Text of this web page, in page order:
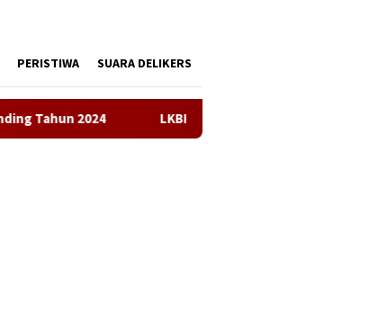
PERISTIWA SUARA DELIKERS
LKBH LPKSM Satria Desak Kejari Karawang Segera